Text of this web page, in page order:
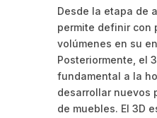
Desde la etapa de
permite definir con
volúmenes en su
Posteriormente, el
fundamental a la
desarrollar nuevos
de muebles. El 3D